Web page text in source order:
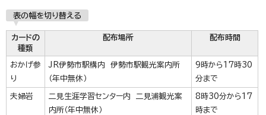
表の幅を切り替える
カードの
種類
配布場所 配布時間
おかげ参
り
JR伊勢市駅構内 伊勢市駅観光案内所
（年中無休）
9時から17時30
分まで
夫婦岩
二見生涯学習センター内 二見浦観光案
内所（年中無休）
8時30分から17
時まで